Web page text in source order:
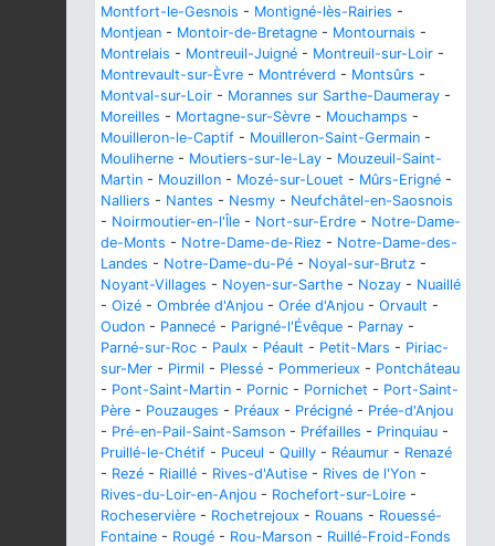
Montfort-le-Gesnois - Montigné-lès-Rairies -
Montjean - Montoir-de-Bretagne - Montournais -
Montrelais - Montreuil-Juigné - Montreuil-sur-Loir -
Montrevault-sur-Èvre - Montréverd - Montsûrs -
Montval-sur-Loir - Morannes sur Sarthe-Daumeray -
Moreilles - Mortagne-sur-Sèvre - Mouchamps -
Mouilleron-le-Captif - Mouilleron-Saint-Germain -
Mouliherne - Moutiers-sur-le-Lay - Mouzeuil-Saint-
Martin - Mouzillon - Mozé-sur-Louet - Mûrs-Erigné -
Nalliers - Nantes - Nesmy - Neufchâtel-en-Saosnois
- Noirmoutier-en-l'Île - Nort-sur-Erdre - Notre-Dame-
de-Monts - Notre-Dame-de-Riez - Notre-Dame-des-
Landes - Notre-Dame-du-Pé - Noyal-sur-Brutz -
Noyant-Villages - Noyen-sur-Sarthe - Nozay - Nuaillé
- Oizé - Ombrée d'Anjou - Orée d'Anjou - Orvault -
Oudon - Pannecé - Parigné-l'Évêque - Parnay -
Parné-sur-Roc - Paulx - Péault - Petit-Mars - Piriac-
sur-Mer - Pirmil - Plessé - Pommerieux - Pontchâteau
- Pont-Saint-Martin - Pornic - Pornichet - Port-Saint-
Père - Pouzauges - Préaux - Précigné - Prée-d'Anjou
- Pré-en-Pail-Saint-Samson - Préfailles - Prinquiau -
Pruillé-le-Chétif - Puceul - Quilly - Réaumur - Renazé
- Rezé - Riaillé - Rives-d'Autise - Rives de l'Yon -
Rives-du-Loir-en-Anjou - Rochefort-sur-Loire -
Rocheservière - Rochetrejoux - Rouans - Rouessé-
Fontaine - Rougé - Rou-Marson - Ruillé-Froid-Fonds